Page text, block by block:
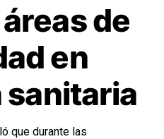
de
en
que durante las